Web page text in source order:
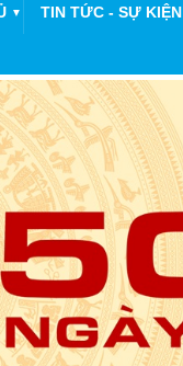
▼ TIN TỨC - SỰ KIỆN